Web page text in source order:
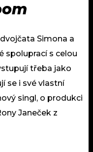
Simona a
spoluprací s celou
třeba jako
se i své vlastní
singl, o produkci
Janeček z